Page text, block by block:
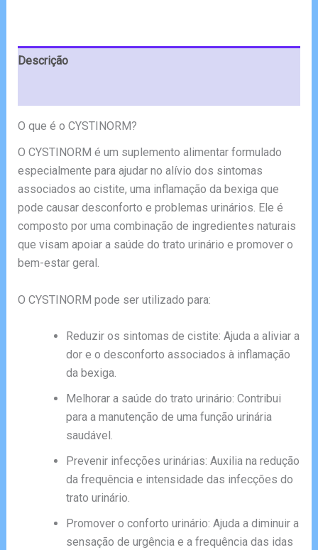
Descrição
O que é o CYSTINORM?
O CYSTINORM é um suplemento alimentar formulado
especialmente para ajudar no alívio dos sintomas
associados ao cistite, uma inflamação da bexiga que
pode causar desconforto e problemas urinários. Ele é
composto por uma combinação de ingredientes naturais
que visam apoiar a saúde do trato urinário e promover o
bem-estar geral.
O CYSTINORM pode ser utilizado para:
Reduzir os sintomas de cistite: Ajuda a aliviar a
dor e o desconforto associados à inflamação
da bexiga.
Melhorar a saúde do trato urinário: Contribui
para a manutenção de uma função urinária
saudável.
Prevenir infecções urinárias: Auxilia na redução
da frequência e intensidade das infecções do
trato urinário.
Promover o conforto urinário: Ajuda a diminuir a
sensação de urgência e a frequência das idas